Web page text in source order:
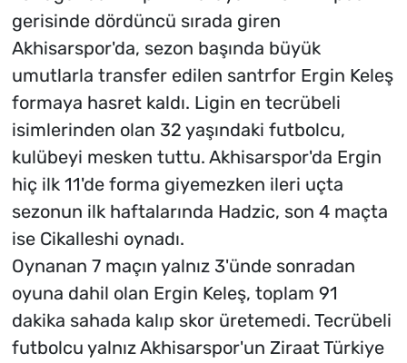
gerisinde dördüncü sırada giren
Akhisarspor'da, sezon başında büyük
umutlarla transfer edilen santrfor Ergin Keleş
formaya hasret kaldı. Ligin en tecrübeli
isimlerinden olan 32 yaşındaki futbolcu,
kulübeyi mesken tuttu. Akhisarspor'da Ergin
hiç ilk 11'de forma giyemezken ileri uçta
sezonun ilk haftalarında Hadzic, son 4 maçta
ise Cikalleshi oynadı.
Oynanan 7 maçın yalnız 3'ünde sonradan
oyuna dahil olan Ergin Keleş, toplam 91
dakika sahada kalıp skor üretemedi. Tecrübeli
futbolcu yalnız Akhisarspor'un Ziraat Türkiye